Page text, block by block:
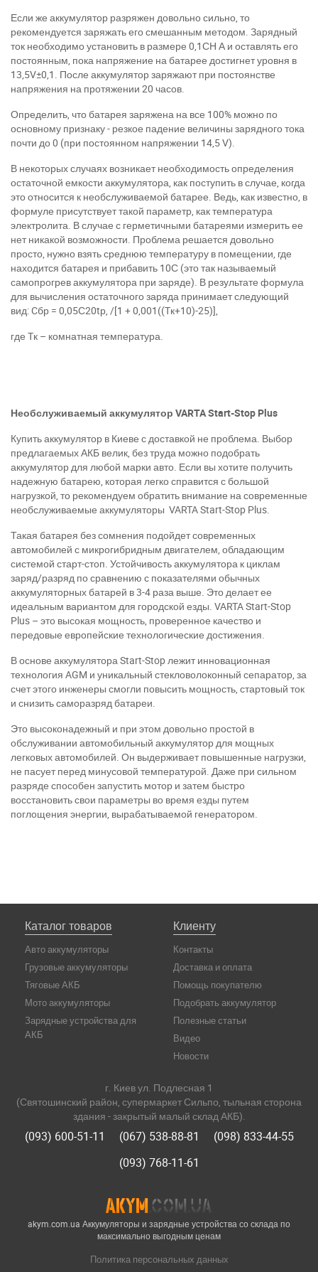
Если же аккумулятор разряжен довольно сильно, то
рекомендуется заряжать его смешанным методом. Зарядный
ток необходимо установить в размере 0,1СН А и оставлять его
постоянным, пока напряжение на батарее достигнет уровня в
13,5V±0,1 . После аккумулятор заряжают при постоянстве
напряжения на протяжении 20 часов.
Определить, что батарея заряжена на все 100% можно по
основному признаку - резкое падение величины зарядного тока
почти до 0 (при постоянном напряжении 14,5V).
В некоторых случаях возникает необходимость определения
остаточной емкости аккумулятора, как поступить в случае, когда
это относится к необслуживаемой батарее. Ведь, как известно, в
формуле присутствует такой параметр, как температура
электролита. В случае с герметичными батареями измерить ее
нет никакой возможности. Проблема решается довольно
просто, нужно взять среднюю температуру в помещении, где
находится батарея и прибавить 10С (это так называемый
самопрогрев аккумулятора при заряде). В результате формула
для вычисления остаточного заряда принимает следующий
вид:Cбр = 0,05С20tр, /[1 + 0,001((Tк+10)-25)],
где Tк – комнатная температура.
Необслуживаемый аккумулятор VARTA Start-Stop Plus
Купить аккумулятор в Киеве с доставкой не проблема. Выбор
предлагаемых АКБ велик, без труда можно подобрать
аккумулятор для любой марки авто. Если вы хотите получить
надежную батарею, которая легко справится с большой
нагрузкой, то рекомендуем обратить внимание на современные
необслуживаемые аккумуляторы VARTA Start-Stop Plus.
Такая батарея без сомнения подойдет современных
автомобилей с микрогибридным двигателем, обладающим
системой старт-стоп. Устойчивость аккумулятора к циклам
заряд/разряд по сравнению с показателями обычных
аккумуляторных батарей в 3-4 раза выше. Это делает ее
идеальным вариантом для городской езды. VARTA Start-Stop
Plus – это высокая мощность, проверенное качество и
передовые европейские технологические достижения.
В основе аккумулятора Start-Stop лежит инновационная
технология AGM и уникальный стекловолоконный сепаратор, за
счет этого инженеры смогли повысить мощность, стартовый ток
и снизить саморазряд батареи.
Это высоконадежный и при этом довольно простой в
обслуживании автомобильный аккумулятор для мощных
легковых автомобилей. Он выдерживает повышенные нагрузки,
не пасует перед минусовой температурой. Даже при сильном
разряде способен запустить мотор и затем быстро
восстановить свои параметры во время езды путем
поглощения энергии, вырабатываемой генератором.
akym.com.ua Аккумуляторы и зарядные устройства со склада по
максимально выгодным ценам
Политика персональных данных
Каталог товаров
Авто аккумуляторы
Грузовые аккумуляторы
Тяговые АКБ
Мото аккумуляторы
Зарядные устройства для
АКБ
Клиенту
Контакты
Доставка и оплата
Помощь покупателю
Подобрать аккумулятор
Полезные статьи
Видео
Новости
г. Киев ул. Подлесная 1
(Святошинский район, супермаркет Сильпо, тыльная сторона
здания - закрытый малый склад АКБ).
(093) 600-51-11 (067) 538-88-81
(098) 833-44-55
(093) 768-11-61